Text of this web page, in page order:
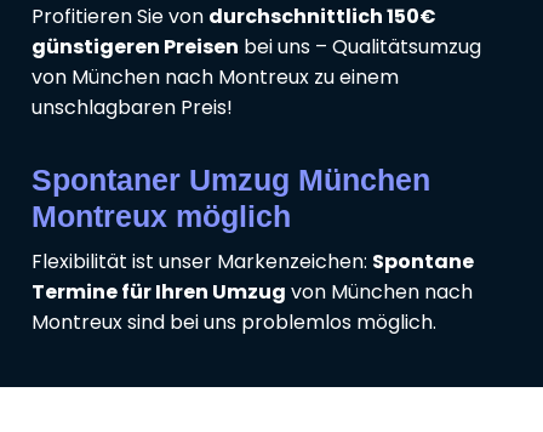
Profitieren Sie von durchschnittlich 150€
günstigeren Preisen bei uns – Qualitätsumzug
von München nach Montreux zu einem
unschlagbaren Preis!
Spontaner Umzug München
Montreux möglich
Flexibilität ist unser Markenzeichen: Spontane
Termine für Ihren Umzug von München nach
Montreux sind bei uns problemlos möglich.